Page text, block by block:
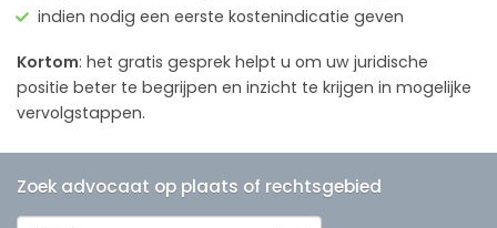
indien nodig een eerste kostenindicatie geven
Kortom: het gratis gesprek helpt u om uw juridische
positie beter te begrijpen en inzicht te krijgen in mogelijke
vervolgstappen.
Zoek advocaat op plaats of rechtsgebied